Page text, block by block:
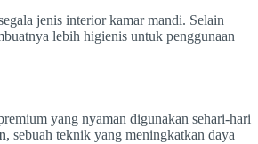
jenis interior kamar mandi. Selain
lebih higienis untuk penggunaan
yang nyaman digunakan sehari-hari
, sebuah teknik yang meningkatkan daya